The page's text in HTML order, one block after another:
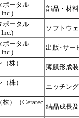
ポータル
部品・材
ポータル
ソフトウ
ポータル
出版･サー
株）
薄膜形成
株）
エッチン
）（Ceratec
結晶成長